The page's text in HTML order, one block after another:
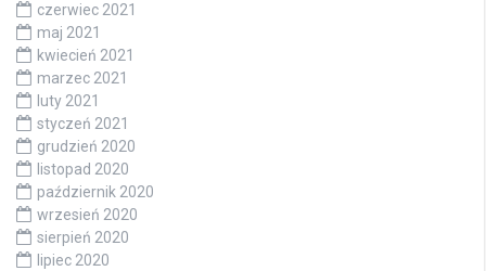
czerwiec 2021
maj 2021
kwiecień 2021
marzec 2021
luty 2021
styczeń 2021
grudzień 2020
listopad 2020
październik 2020
wrzesień 2020
sierpień 2020
lipiec 2020